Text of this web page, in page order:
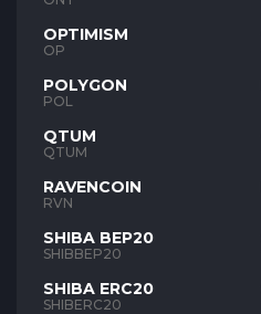
OPTIMISM
OP
POLYGON
POL
QTUM
QTUM
RAVENCOIN
RVN
SHIBA BEP20
SHIBBEP20
SHIBA ERC20
SHIBERC20